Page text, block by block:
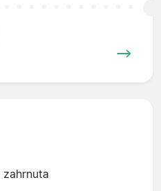
zahrnuta